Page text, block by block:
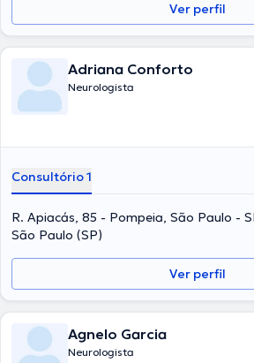
Ver perfil
Adriana Conforto
Neurologista
Consultório 1
R. Apiacás, 85 - Pompeia, São Paulo -
São Paulo (SP)
Ver perfil
Agnelo Garcia
Neurologista